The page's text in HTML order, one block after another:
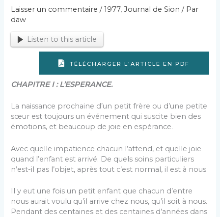
Laisser un commentaire /1977,Journal de Sion / Par
daw
Listen to this article
TÉLÉCHARGER L'ARTICLE EN PDF
CHAPITRE I : L’ESPERANCE.
La naissance prochaine d’un petit frère ou d’une petite
sœur est toujours un événement qui suscite bien des
émotions, et beaucoup de joie en espérance.
Avec quelle impatience chacun l’attend, et quelle joie
quand l’enfant est arrivé. De quels soins particuliers
n’est-il pas l’objet, après tout c’est normal, il est à nous
Il y eut une fois un petit enfant que chacun d’entre
nous aurait voulu qu’il arrive chez nous, qu’il soit à nous.
Pendant des centaines et des centaines d’années dans